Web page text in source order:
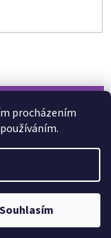
procházením
Souhlasím
vyhrazena.Upravit